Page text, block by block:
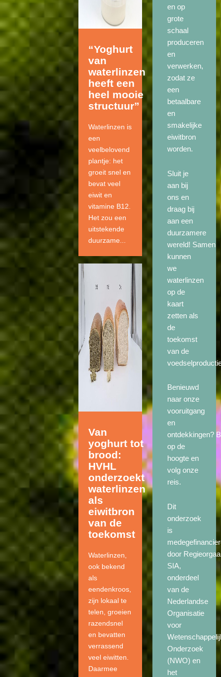
“Yoghurt
van
waterlinzen
heeft een
heel mooie
structuur”
Waterlinzen is
een
veelbelovend
plantje: het
groeit snel en
bevat veel
eiwit en
vitamine B12.
Het zou een
uitstekende
duurzame...
Van
yoghurt tot
brood:
HVHL
onderzoekt
waterlinzen
als
eiwitbron
van de
toekomst
Waterlinzen,
ook bekend
als
eendenkroos,
zijn lokaal te
telen, groeien
razendsnel
en bevatten
verrassend
veel eiwitten.
Daarmee
en op
grote
schaal
produceren
en
verwerken,
zodat ze
een
betaalbare
en
smakelijke
eiwitbron
worden.
Sluit je
aan bij
ons en
draag bij
aan een
duurzamere
wereld! Samen
kunnen
we
waterlinzen
op de
kaart
zetten als
de
toekomst
van de
Benieuwd
naar onze
vooruitgang
en
ontdekkingen?
op de
hoogte en
volg onze
reis.
Dit
onderzoek
is
door
SIA,
onderdeel
van de
Nederlandse
Organisatie
voor
Onderzoek
(NWO) en
het